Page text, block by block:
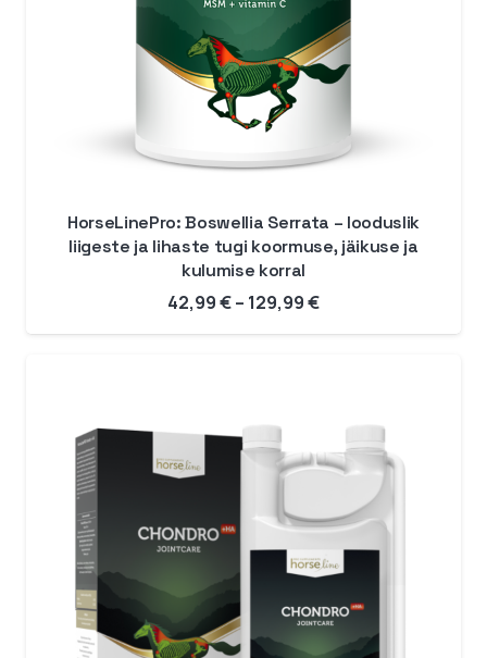
HorseLinePro: Boswellia Serrata – looduslik
liigeste ja lihaste tugi koormuse, jäikuse ja
kulumise korral
42,99€– 129,99€Hinnavahemik:
42,99 €